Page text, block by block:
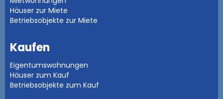
Häuser zur Miete
Betriebsobjekte zur Miete
Kaufen
Eigentumswohnungen
Häuser zum Kauf
Betriebsobjekte zum Kauf